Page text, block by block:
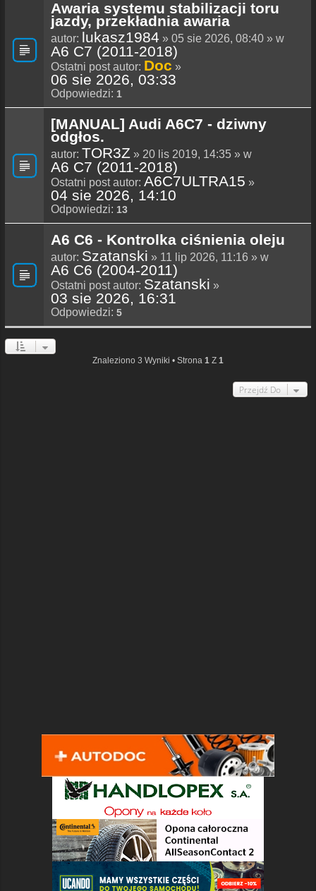
Awaria systemu stabilizacji toru
jazdy, przekładnia awaria
autor: lukasz1984 » 05 sie 2026, 08:40 » w
A6 C7 (2011-2018)
Ostatni post autor: Doc »
06 sie 2026, 03:33
Odpowiedzi: 1
[MANUAL] Audi A6C7 - dziwny
odgłos.
autor: TOR3Z » 20 lis 2019, 14:35 » w
A6 C7 (2011-2018)
Ostatni post autor: A6C7ULTRA15 »
04 sie 2026, 14:10
Odpowiedzi: 13
A6 C6 - Kontrolka ciśnienia oleju
autor: Szatanski » 11 lip 2026, 11:16 » w
A6 C6 (2004-2011)
Ostatni post autor: Szatanski »
03 sie 2026, 16:31
Odpowiedzi: 5
Znaleziono 3 Wyniki • Strona 1 Z 1
Przejdź Do